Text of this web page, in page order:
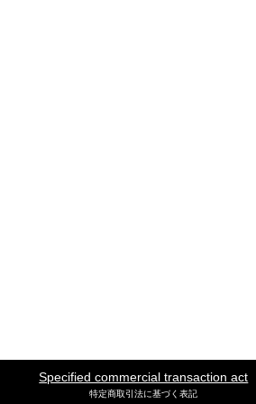
Specified commercial transaction act
特定商取引法に基づく表記